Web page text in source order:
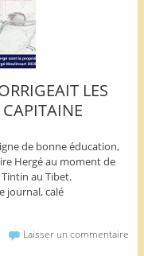
LES
de bonne éducation,
Hergé au moment de
au Tibet.
journal, calé
Laisser un commentaire